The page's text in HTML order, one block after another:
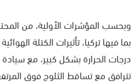
وبحسب المؤشرات الأولية، من
بما فيها تركيا، تأثيرات الكتلة
درجات الحرارة بشكل كبير، مع
تترافق مع تساقط الثلوج فوق